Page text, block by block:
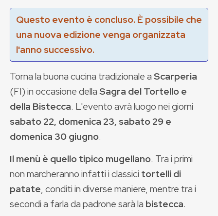
Questo evento è concluso. È possibile che
una nuova edizione venga organizzata
l'anno successivo.
Torna la buona cucina tradizionale aScarperia
(FI) in occasione dellaSagra del Tortello e
della Bistecca. L'evento avrà luogo nei giorni
sabato 22, domenica 23, sabato 29 e
domenica 30 giugno.
Il menù è quello tipico mugellano. Tra i primi
non marcheranno infatti i classici tortelli di
patate, conditi in diverse maniere, mentre tra i
secondi a farla da padrone sarà la bistecca.